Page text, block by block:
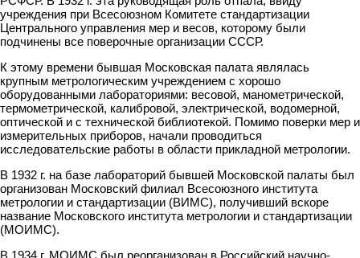
учреждения при Всесоюзном Комитете стандартизации
Центрального управления мер и весов, которому были
подчинены все поверочные организации СССР.
К этому времени бывшая Московская палата являлась
крупным метрологическим учреждением с хорошо
оборудованными лабораториями: весовой, манометрической,
термометрической, калибровой, электрической, водомерной,
оптической и с технической библиотекой. Помимо поверки мер и
измерительных приборов, начали проводиться
исследовательские работы в области прикладной метрологии.
В 1932 г. на базе лабораторий бывшей Московской палаты был
организован Московский филиал Всесоюзного института
метрологии и стандартизации (ВИМС), получивший вскоре
название Московского института метрологии и стандартизации
(МОИМС).
В 1934 г. МОИМС был реорганизован в Российский научно-